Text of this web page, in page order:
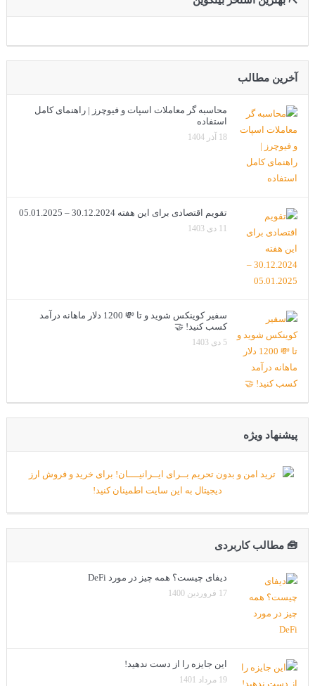
آخرین مطالب
محاسبه گر معاملات اسپات و فیوچرز | راهنمای کامل
استفاده
18 آذر 1404
تقویم اقتصادی برای این هفته 30.12.2024 – 05.01.2025
11 دی 1403
سفیر کوینکس شوید و تا 💸 1200 دلار ماهانه درآمد
کسب کنید! 🤝
5 دی 1403
پیشنهاد ویژه
🧰 مطالب کاربردی
دیفای چیست؟ همه چیز در مورد DeFi
17 فروردین 1400
این جایزه را از دست ندهید!
19 مرداد 1401